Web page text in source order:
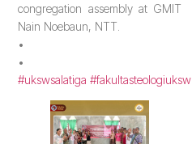
congregation assembly at GMIT
Nain Noebaun, NTT.
•
•
#ukswsalatiga #fakultasteologiuksw